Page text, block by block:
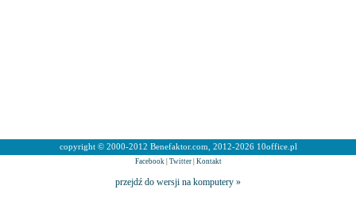
copyright © 2000-2012 Benefaktor.com, 2012-2026 10office.pl
Facebook| Twitter| Kontakt
przejdź do wersji na komputery »